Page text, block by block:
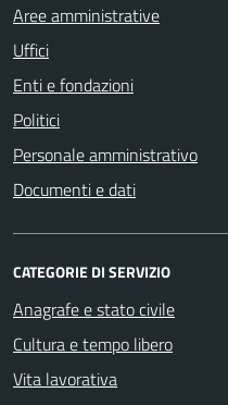
Aree amministrative
Uffici
Enti e fondazioni
Politici
Personale amministrativo
Documenti e dati
CATEGORIE DI SERVIZIO
Anagrafe e stato civile
Cultura e tempo libero
Vita lavorativa